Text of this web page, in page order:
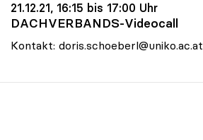
21.12.21, 16:15 bis 17:00 Uhr
DACHVERBANDS-Videocall
Kontakt: doris.schoeberl@uniko.ac.at